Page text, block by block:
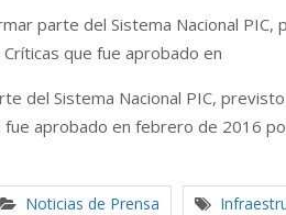
del Sistema Nacional PIC,
que fue aprobado en
del Sistema Nacional PIC,
aprobado en febrero de 2016
Noticias de Prensa